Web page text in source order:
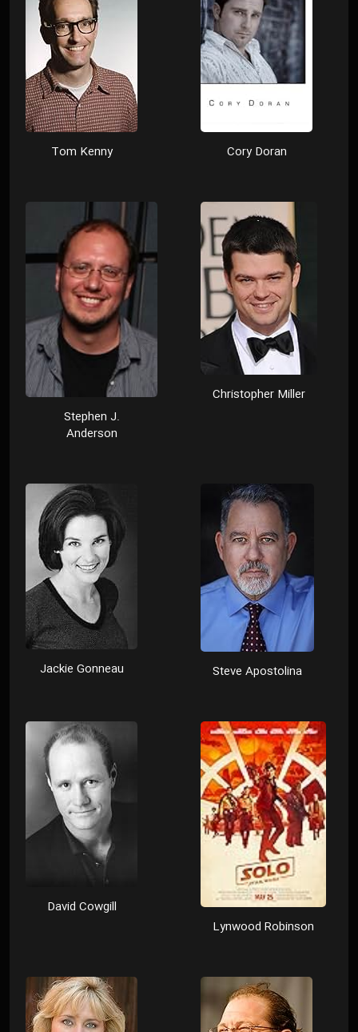
Cory Doran
Tom Kenny
Christopher Miller
Stephen J.
Anderson
Steve Apostolina
Jackie Gonneau
Lynwood Robinson
David Cowgill